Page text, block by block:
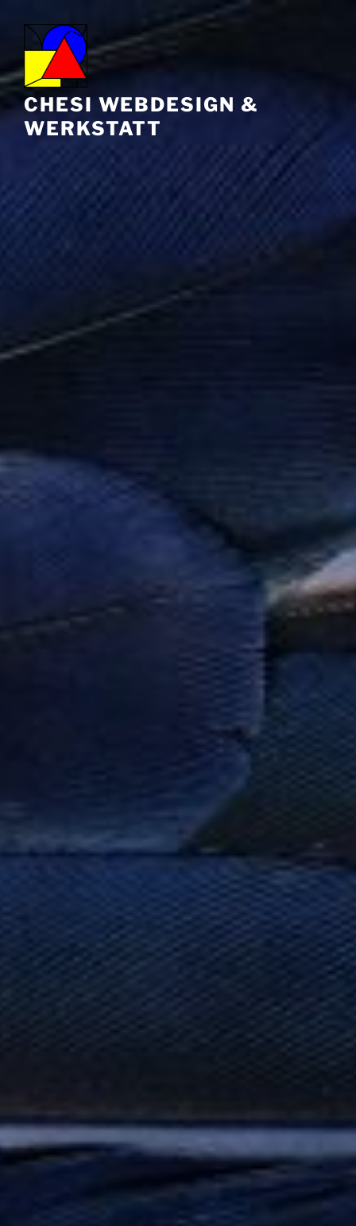
Inhalt
springen
CHESI WEBDESIGN &
WERKSTATT